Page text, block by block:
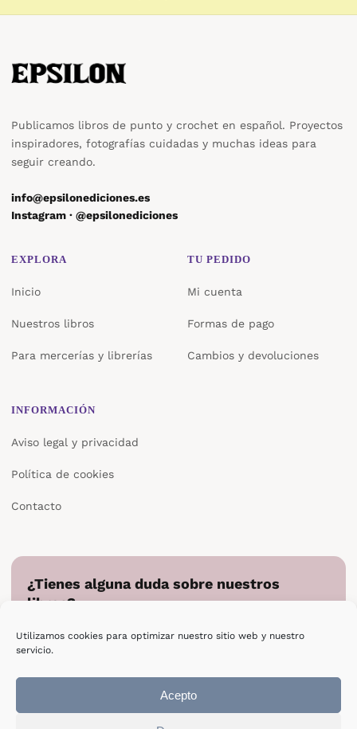
Utilizamos cookies para optimizar nuestro sitio web y nuestro
servicio.
Acepto
Publicamos libros de punto y crochet en español. Proyectos
inspiradores, fotografías cuidadas y muchas ideas para
seguir creando.
info@epsilonediciones.es
Instagram · @epsilonediciones
EXPLORA
Inicio
Nuestros libros
Para mercerías y librerías
TU PEDIDO
Mi cuenta
Formas de pago
Cambios y devoluciones
INFORMACIÓN
Aviso legal y privacidad
Política de cookies
Contacto
¿Tienes alguna duda sobre nuestros
libros?
directamente.
Escribir a Epsilon